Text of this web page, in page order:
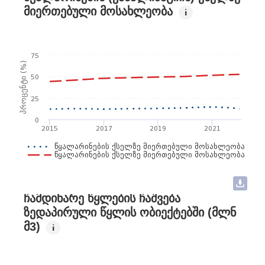
საქართველოს წყლის ეროვნული პარტნიორობა
საქართველოს ფერმერთა ასოციაცია
ირაკლი ხორბალაძე
საქართველოს მელიორაცია
ირინა ცუხიშვილი
დარგობრივი ეკონომიკისა და ეკონომიკური
ნინო ანთაძე
UNDP
პროცენტი (%)
წყალარინების ქსელზე მიერთებული მოსახლეობა
წყალარინების ქსელზე მიერთებული მოსახლეობა (ჩ…
2015 2017 2019 2021
0
25
50
75
ᲛᲘᲔᲠᲗᲔᲑᲣᲚᲘ ᲛᲝᲡᲐᲮᲚᲔᲝᲑᲐ
i
ᲩᲐᲛᲓᲘᲜᲐᲠᲔ ᲬᲧᲚᲔᲑᲘᲡ ᲩᲐᲨᲕᲔᲑᲐ
ᲖᲔᲓᲐᲞᲘᲠᲣᲚᲘ ᲬᲧᲚᲘᲡ ᲝᲑᲘᲔᲥᲢᲔᲑᲨᲘ (ᲛᲚᲜ
Მ3)
i